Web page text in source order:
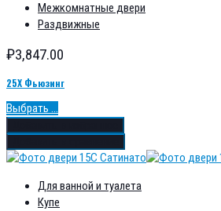
Межкомнатные двери
Раздвижные
₽3,847.00
25Х Фьюзинг
Выбрать ...
Для ванной и туалета
Купе